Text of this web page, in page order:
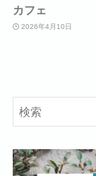
カフェ
2026年4月10日